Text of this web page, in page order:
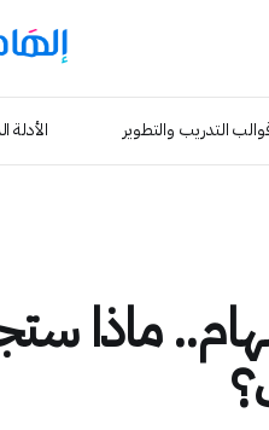
التدريب والتطوير الأدلة
ماذا